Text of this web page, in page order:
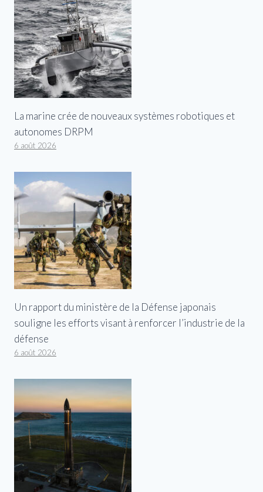
La marine crée de nouveaux systèmes robotiques et
autonomes DRPM
6 août 2026
Un rapport du ministère de la Défense japonais
souligne les efforts visant à renforcer l’industrie de la
défense
6 août 2026